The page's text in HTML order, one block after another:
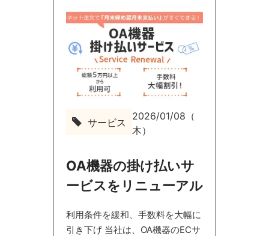
サ
ス
サービス
2026/01/08（
木）
OA機器の掛け払いサ
ービスをリニューアル
利用条件を緩和、手数料を大幅に
引き下げ 当社は、OA機器のECサ